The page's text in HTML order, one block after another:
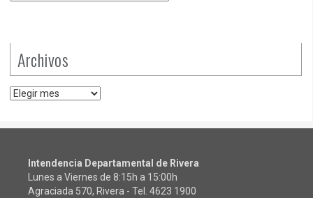
Archivos
Archivos
Intendencia Departamental de Rivera
Lunes a Viernes de 8:15h a 15:00h
Agraciada 570, Rivera - Tel. 4623 1900